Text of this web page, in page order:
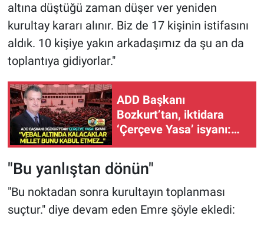
altına düştüğü zaman düşer ver yeniden
kurultay kararı alınır. Biz de 17 kişinin istifasını
aldık. 10 kişiye yakın arkadaşımız da şu an da
toplantıya gidiyorlar."
ADD Başkanı
Bozkurt’tan, iktidara
‘Çerçeve Yasa’ isyanı:
“Vebal altında
kalacaklar, millet bunu
kabul etmez...”
"Bu yanlıştan dönün"
"Bu noktadan sonra kurultayın toplanması
suçtur." diye devam eden Emre şöyle ekledi: